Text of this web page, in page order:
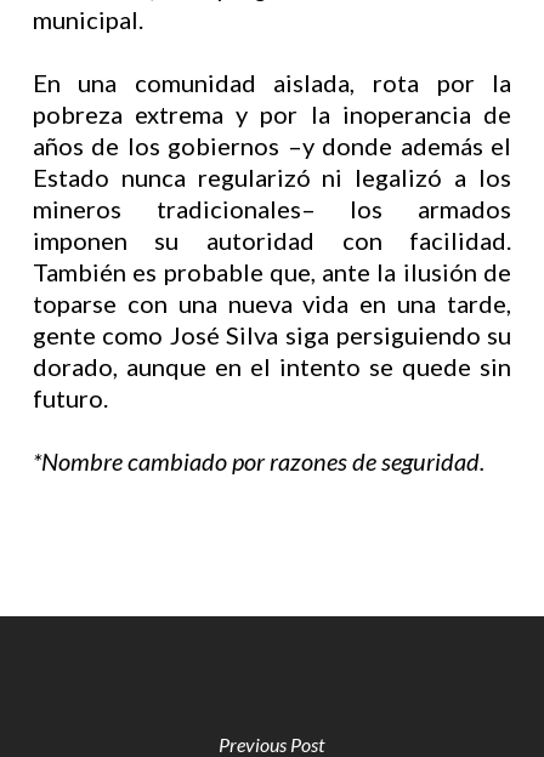
municipal.
En una comunidad aislada, rota por la
pobreza extrema y por la inoperancia de
años de los gobiernos –y donde además el
Estado nunca regularizó ni legalizó a los
mineros tradicionales– los armados
imponen su autoridad con facilidad.
También es probable que, ante la ilusión de
toparse con una nueva vida en una tarde,
gente como José Silva siga persiguiendo su
dorado, aunque en el intento se quede sin
futuro.
*Nombre cambiado por razones de seguridad.
Previous Post